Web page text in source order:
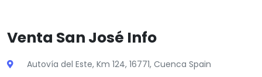
Venta San José Info
Autovía del Este, Km 124, 16771, Cuenca Spain